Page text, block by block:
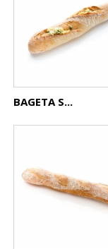
BAGETA S...